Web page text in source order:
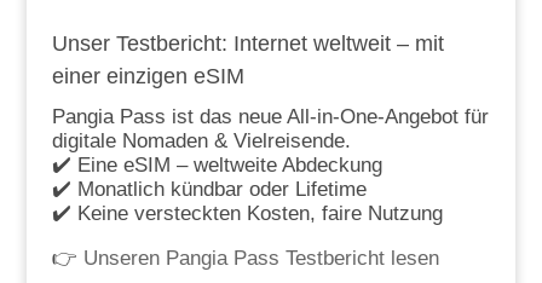
Unser Testbericht: Internet weltweit – mit
einer einzigen eSIM
Pangia Pass ist das neue All-in-One-Angebot für
digitale Nomaden & Vielreisende.
✔️ Eine eSIM – weltweite Abdeckung
✔️ Monatlich kündbar oder Lifetime
✔️ Keine versteckten Kosten, faire Nutzung
👉 Unseren Pangia Pass Testbericht lesen